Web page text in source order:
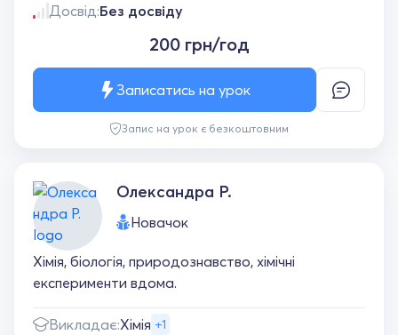
Досвід:Без досвіду
200 грн/год
Запис на урок є безкоштовним
Записатись на урок
Олександра Р.
Новачок
Хімія, біологія, природознавство, хімічні
експерименти вдома.
Викладає:Хімія +1